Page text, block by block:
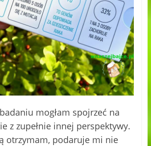
mogłam spojrzeć na
z zupełnie innej perspektywy.
otrzymam, podaruje mi nie